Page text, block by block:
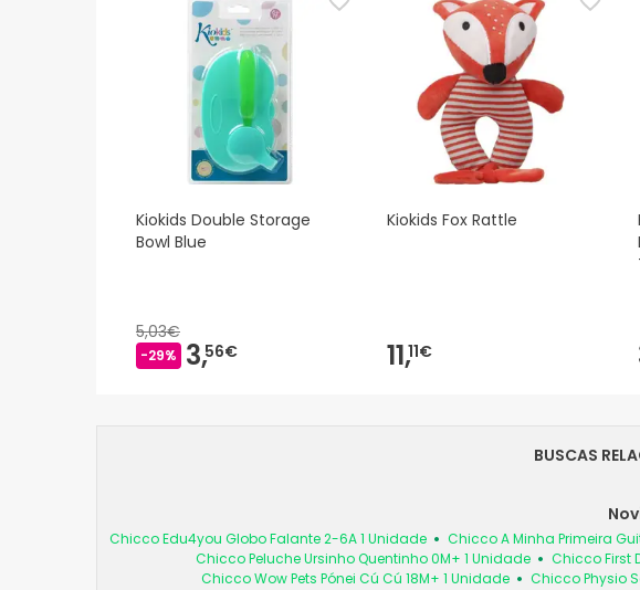
Kiokids Double Storage
Bowl Blue
5,03€
-29% 3,56€
Kiokids Fox Rattle
11,11€
BUSCAS
Chicco Edu4you Globo Falante 2-6A 1 Unidade Chicco A Minha Primeira
Chicco Peluche Ursinho Quentinho 0M+ 1 Unidade
Chicco First
Chicco Wow Pets Pónei Cú Cú 18M+ 1 Unidade
Chicco Physio